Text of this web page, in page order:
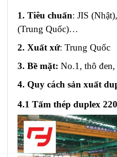
1. Tiêu chuẩn: JIS
(Trung Quốc)…
2. Xuất xứ: Trung Quốc
3. Bề mặt: No.1, thô
4. Quy cách sản xuất
4.1 Tấm thép duplex